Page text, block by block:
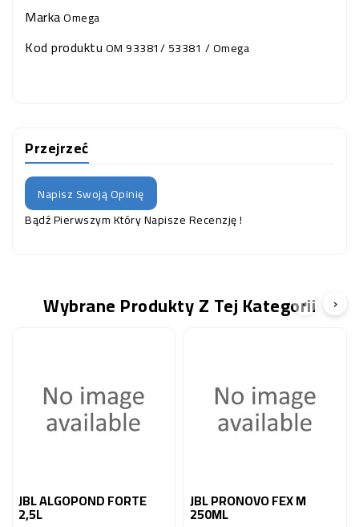
MarkaOmega
Kod produktuOM 93381/ 53381 / Omega
Przejrzeć
Napisz Swoją Opinię
Bądź Pierwszym Który Napisze Recenzję !
Wybrane Produkty Z Tej Kategorii
JBL ALGOPOND FORTE
2,5L
JBL PRONOVO FEX M
250ML
‹ ›